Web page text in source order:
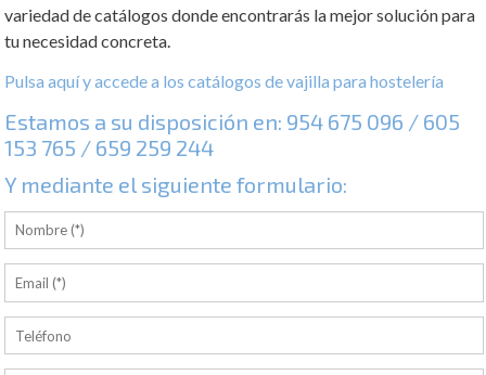
variedad de catálogos donde encontrarás la mejor solución para
tu necesidad concreta.
Pulsa aquí y accede a los catálogos de vajilla para hostelería
Estamos a su disposición en: 954 675 096 / 605
153 765 / 659 259 244
Y mediante el siguiente formulario: